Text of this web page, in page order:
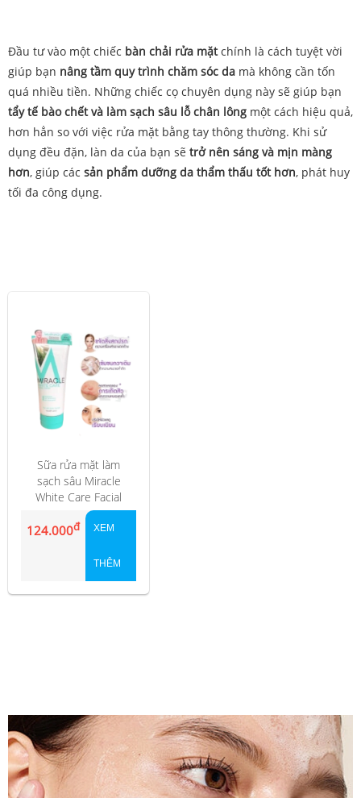
Đầu tư vào một chiếc bàn chải rửa mặtchính là cách tuyệt vời
giúp bạn nâng tầm quy trình chăm sóc da mà không cần tốn
quá nhiều tiền. Những chiếc cọ chuyên dụng này sẽ giúp bạn
tẩy tế bào chết và làm sạch sâu lỗ chân lông một cách hiệu quả,
hơn hẳn so với việc rửa mặt bằng tay thông thường. Khi sử
dụng đều đặn, làn da của bạn sẽ trở nên sáng và mịn màng
hơn, giúp các sản phẩm dưỡng da thẩm thấu tốt hơn, phát huy
tối đa công dụng.
Sữa rửa mặt làm
sạch sâu Miracle
White Care Facial
Foam Thái Lan
124.000đ XEM
THÊM